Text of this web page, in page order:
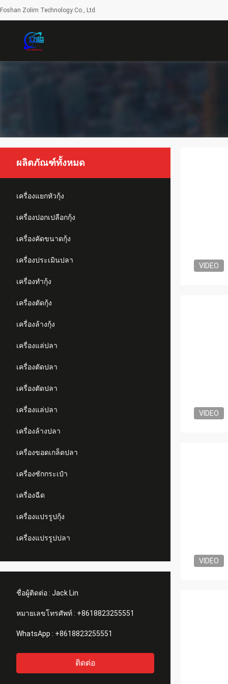
Foshan Zolim Technology Co., Ltd.
ผลิตภัณฑ์ทั้งหมด
เครื่องแยกหัวกุ้ง
เครื่องปอกเปลือกกุ้ง
เครื่องคัดขนาดกุ้ง
เครื่องประเมินปลา
เครื่องทำกุ้ง
เครื่องตัดกุ้ง
เครื่องล้างกุ้ง
เครื่องแล่ปลา
เครื่องตัดปลา
เครื่องตัดปลา
เครื่องแล่ปลา
เครื่องล้างปลา
เครื่องขอดเกล็ดปลา
เครื่องซักกระเป๋า
เครื่องฉีด
เครื่องแปรรูปกุ้ง
เครื่องแปรรูปปลา
ชื่อผู้ติดต่อ : Jack Lin
หมายเลขโทรศัพท์ : +8618823255551
WhatsApp : +8618823255551
ติดต่อ
VIDEO
VIDEO
VIDEO